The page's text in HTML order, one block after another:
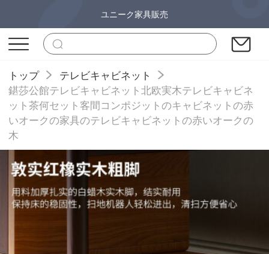
ユニーク家具販売
トップ
テレビキャビネット
鍖莎公館テレビキャビネット北欧実木テレビキャビネ
ット茶何セット客間コンポジットのキャビネットの赤
いオークの家具のテレビキャビネットの赤いオークの
木